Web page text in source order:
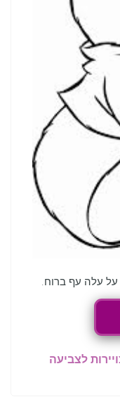
עלה עף ברוח.
לצביעה